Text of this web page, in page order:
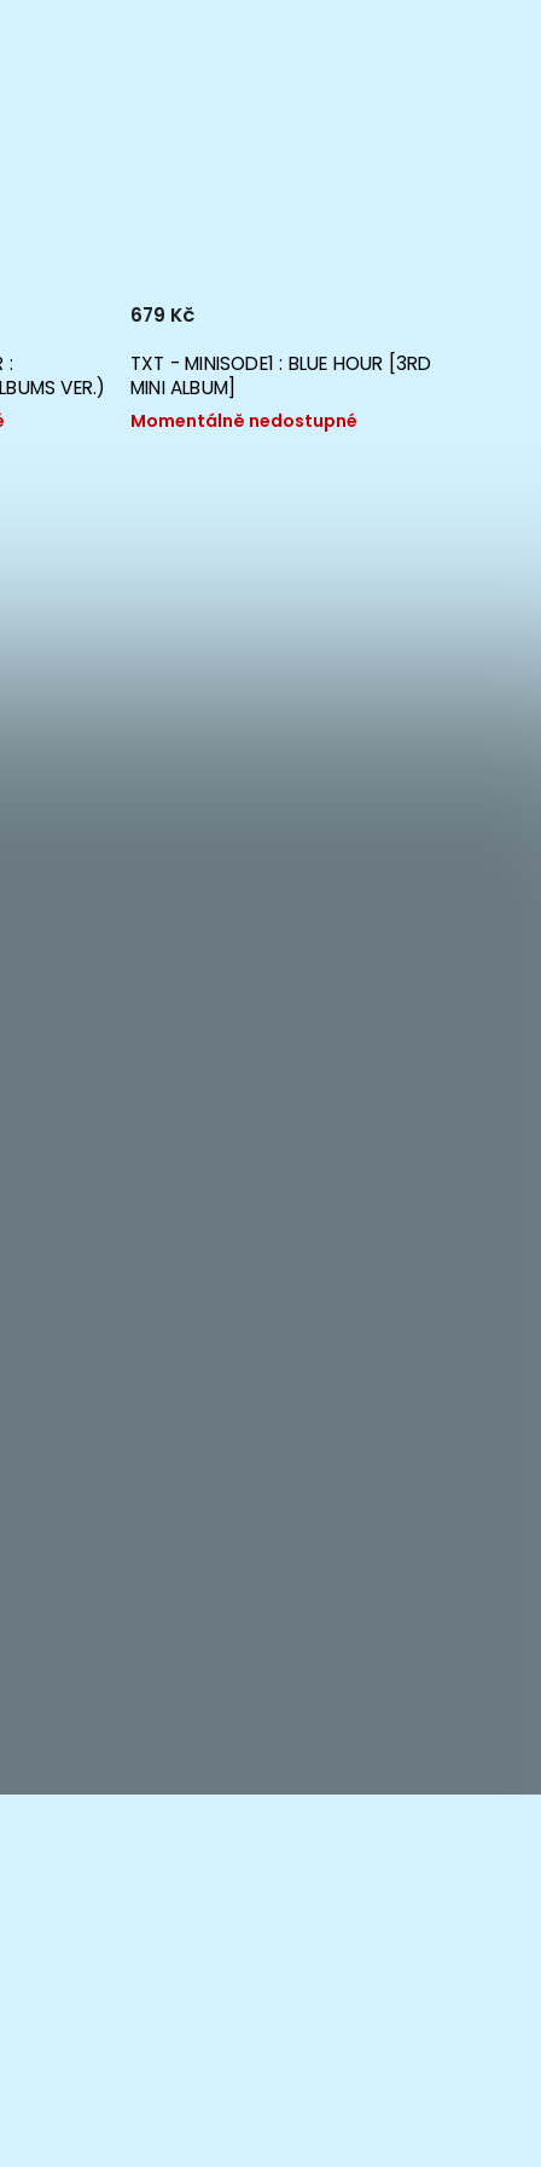
:
VER.)
TXT - MINISODE1 : BLUE HOUR [3RD
MINI ALBUM]
Momentálně nedostupné
679 Kč